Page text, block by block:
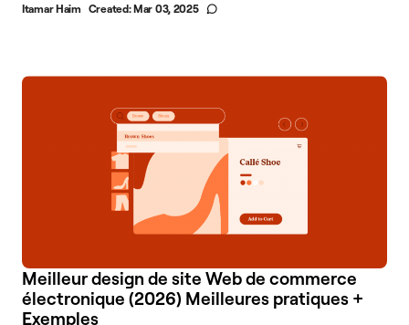
Itamar Haim Created:Mar 03, 2025
Meilleur design de site Web de commerce
électronique (2026) Meilleures pratiques +
Exemples